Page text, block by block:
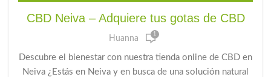
CBD PARA DORMIR ,CBD PRECIO, GOTAS CBD PARA DORMIR
GOTAS DE CANNABIDIOL GOTAS DE CANNABIS
GOTAS DE CBD,GOTAS PARA LA ANSIEDAD,HUANNA
CBD Neiva – Adquiere tus gotas de CBD
Huanna 1
Descubre el bienestar con nuestra tienda online de CBD en
Neiva ¿Estás en Neiva y en busca de una solución natural